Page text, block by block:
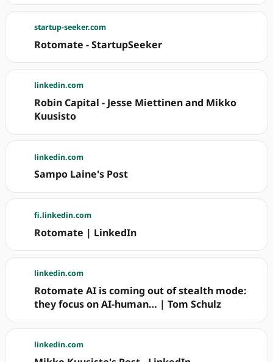
startup-seeker.com
Rotomate - StartupSeeker
linkedin.com
Robin Capital - Jesse Miettinen and Mikko
Kuusisto
linkedin.com
Sampo Laine's Post
fi.linkedin.com
Rotomate | LinkedIn
linkedin.com
Rotomate AI is coming out of stealth mode:
they focus on AI-human… | Tom Schulz
linkedin.com